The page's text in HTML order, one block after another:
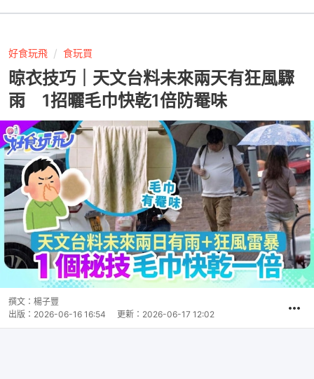
好食玩飛 食玩買
晾衣技巧｜天文台料未來兩天有狂風驟
雨 1招曬毛巾快乾1倍防罨味
撰文： 楊子豐
出版： 2026-06-16 16:54 更新： 2026-06-17 12:02